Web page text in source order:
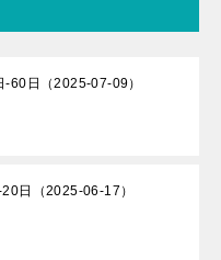
-60日（2025-07-09）
日（2025-06-17）